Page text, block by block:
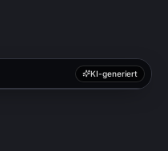
KI-generiert